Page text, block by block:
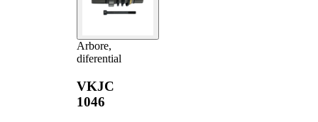
Arbore,
diferential
VKJC
1046